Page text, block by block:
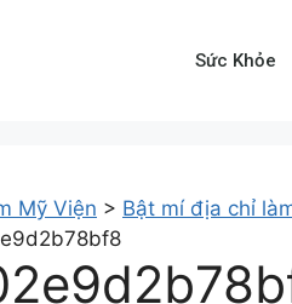
Sức Khỏe
Mỹ Viện > Bật mí địa chỉ